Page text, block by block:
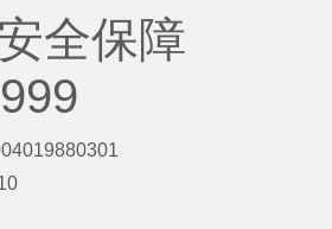
全保障